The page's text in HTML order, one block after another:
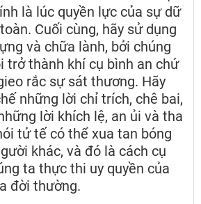
là lúc quyền lực của sự dữ
Cuối cùng, hãy sử dụng
và chữa lành, bởi chúng
trở thành khí cụ bình an chứ
rắc sự sát thương. Hãy
những lời chỉ trích, chê bai,
lời khích lệ, an ủi và tha
tử tế có thể xua tan bóng
khác, và đó là cách cụ
ta thực thi uy quyền của
đời thường.